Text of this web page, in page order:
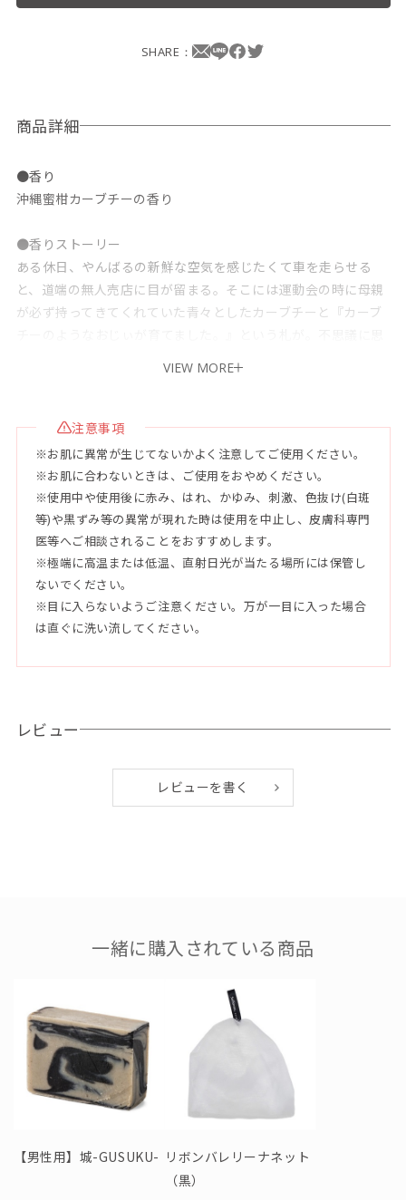
SHARE：
商品詳細
●香り
沖縄蜜柑カーブチーの香り
●香りストーリー
ある休日、やんばるの新鮮な空気を感じたくて車を走らせる
と、道端の無人売店に目が留まる。そこには運動会の時に母親
が必ず持ってきてくれていた青々としたカーブチーと『カーブ
れた。厚い皮をむいて一口入れた途端、口の中いっぱいに広が
る甘酸っぱい香り！気づけば夢中になって食べていた。食べ終
わり、手のひらに残った皮を鼻先に近づけ、爽やかな香りに笑
みが自然とこぼれる。「これは家族にあげなさい。」と言って
立ち去るおじぃ。「札の意味聞き忘れた！」と思い返しなが
ら、この時間がたまらなく嬉しかった。母親はどんな気持ちで
カーブチー持ってきてくれたのかな？おじいにまた会えるか
な？そんな事を思ったあの日を香りに。ぜひご香味ください。
②肌荒れを防ぐ植物由来の有効成分と沖縄植物の保湿力で洗い
上りのお肌も健やかに！
③与那国産天然化石サンゴ由来のアパタイトがくすみ※をオフ
して輝く艶肌に！ ※古い角質や汚れ
【有効成分】イソプロピルメチルフェノール、グリチルリチン
酸ジカリウム
【その他の成分】アロエエキス(2)、オクラエキス、ゲットウ葉
エキス、ヘチマエキス(1)、ヒドロキシアパタイト、精製水、フ
ェノキシエタノール、ジプロピレングリコール、香料、ジエチ
レントリアミン五酢酸五ナトリウム液、ジステアリン酸エチレ
プロピルベタイン液、高重合ポリエチレングリコール、塩化ジ
メチルジアリルアンモニウム・アクリルアミド共重合体液、ラ
VIEW MORE
注意事項
※お肌に異常が生じてないかよく注意してご使用ください。
※お肌に合わないときは、ご使用をおやめください。
※使用中や使用後に赤み、はれ、かゆみ、刺激、色抜け(白斑
等)や黒ずみ等の異常が現れた時は使用を中止し、皮膚科専門
医等へご相談されることをおすすめします。
※極端に高温または低温、直射日光が当たる場所には保管し
ないでください。
※目に入らないようご注意ください。万が一目に入った場合
は直ぐに洗い流してください。
レビュー
レビューを書く
一緒に購入されている商品
【男性用】城-GUSUKU- リボンバレリーナネット
（黒）